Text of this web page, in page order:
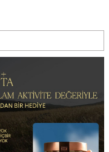
Filtrele